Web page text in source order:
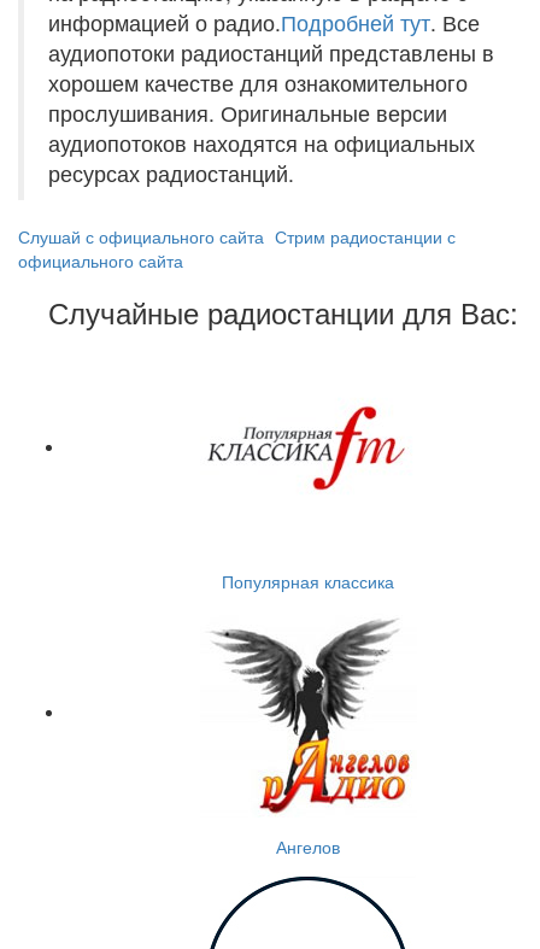
информацией о радио.Подробней тут. Все
аудиопотоки радиостанций представлены в
хорошем качестве для ознакомительного
прослушивания. Оригинальные версии
аудиопотоков находятся на официальных
ресурсах радиостанций.
Слушай с официального сайта Стрим радиостанции с
официального сайта
Случайные радиостанции для Вас:
Популярная классика
Ангелов